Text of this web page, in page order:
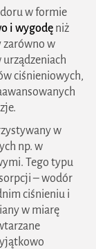
w formie
i wygodę niż
zarówno w
urządzeniach
ciśnieniowych,
w
np. w
Tego typu
– wodór
ciśnieniu i
w miarę